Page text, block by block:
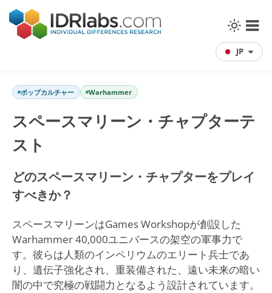
JP
ポップカルチャー Warhammer
スペースマリーン・チャプターテ
スト
どのスペースマリーン・チャプターをプレイ
すべきか？
スペースマリーンはGames Workshopが創設した
Warhammer 40,000ユニバースの架空の軍事力で
す。彼らは人類のインペリウムのエリート兵士であ
り、遺伝子強化され、重装備された、遠い未来の暗い
闇の中で究極の戦闘力となるよう設計されています。